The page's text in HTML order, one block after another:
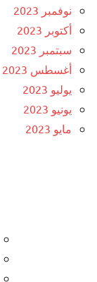
نوفمبر 2023
أكتوبر 2023
سبتمبر 2023
أغسطس 2023
يوليو 2023
يونيو 2023
مايو 2023